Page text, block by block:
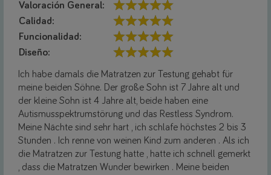
Valoración General:
Calidad:
Funcionalidad:
Diseño:
Ich habe damals die Matratzen zur Testung gehabt für
meine beiden Söhne. Der große Sohn ist 7 Jahre alt und
der kleine Sohn ist 4 Jahre alt, beide haben eine
Autismusspektrumstörung und das Restless Syndrom.
Meine Nächte sind sehr hart , ich schlafe höchstes 2 bis 3
Stunden . Ich renne von weinen Kind zum anderen . Als ich
die Matratzen zur Testung hatte , hatte ich schnell gemerkt
, dass die Matratzen Wunder bewirken . Meine beiden